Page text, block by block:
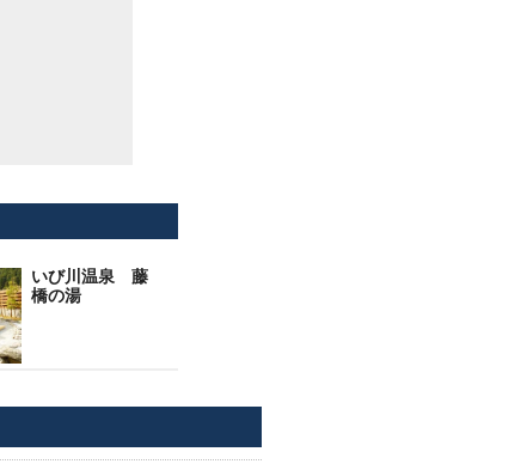
いび川温泉 藤
橋の湯